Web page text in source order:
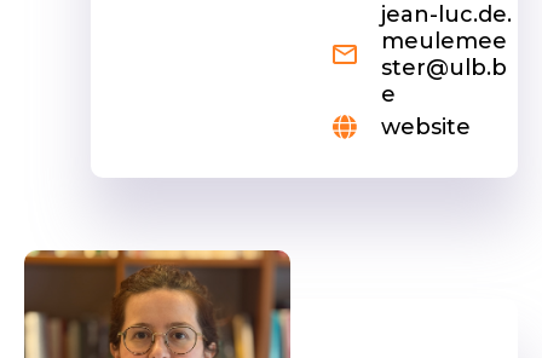
jean-luc.de.
meulemee
ster@ulb.b
e
website